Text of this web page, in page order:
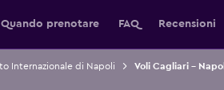
Quando prenotare FAQ Recensioni
Internazionale di Napoli Voli Cagliari -